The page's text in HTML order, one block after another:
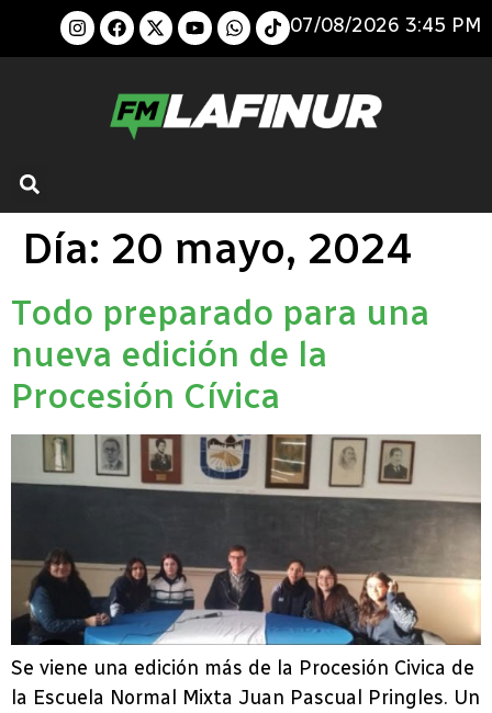
07/08/2026 3:45 PM
Día: 20 mayo, 2024
Todo preparado para una
nueva edición de la
Procesión Cívica
Se viene una edición más de la Procesión Civica de
la Escuela Normal Mixta Juan Pascual Pringles. Un